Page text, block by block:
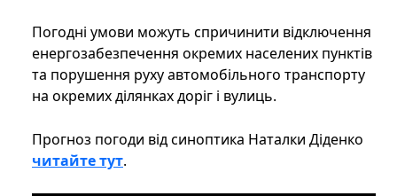
Погодні умови можуть спричинити відключення
енергозабезпечення окремих населених пунктів
та порушення руху автомобільного транспорту
на окремих ділянках доріг і вулиць.
Прогноз погоди від синоптика Наталки Діденко
читайте тут.